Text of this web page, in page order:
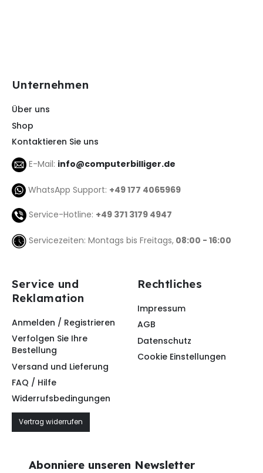
Unternehmen
Über uns
Shop
Kontaktieren Sie uns
E-Mail: info@computerbilliger.de
WhatsApp Support: +49 177 4065969
Service-Hotline: +49 371 3179 4947
Servicezeiten: Montags bis Freitags, 08:00 - 16:00
Service und
Reklamation
Anmelden / Registrieren
Verfolgen Sie Ihre
Bestellung
Versand und Lieferung
FAQ / Hilfe
Widerrufsbedingungen
Vertrag widerrufen
Rechtliches
Impressum
AGB
Datenschutz
Cookie Einstellungen
Abonniere unseren Newsletter